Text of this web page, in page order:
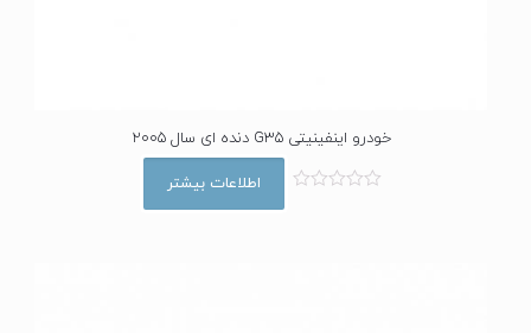
خودرو اینفینیتی G35 دنده ای سال 2005
اطلاعات بیشتر